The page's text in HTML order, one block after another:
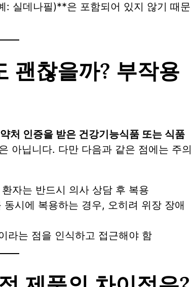
: 실데나필)**은 포함되어 있지 않기 때문
괜찮을까? 부작용
처 인증을 받은 건강기능식품 또는 식품
아닙니다. 다만 다음과 같은 점에는 주의
자는 반드시 의사 상담 후 복용
시에 복용하는 경우, 오히려 위장 장애
라는 점을 인식하고 접근해야 함